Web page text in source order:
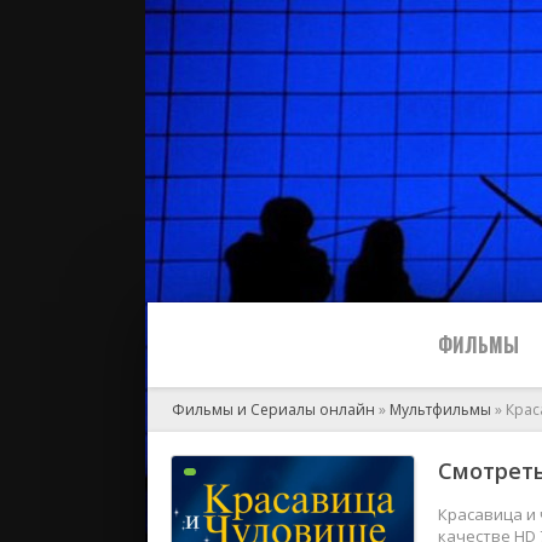
ФИЛЬМЫ
2024
Фильмы и Сериалы онлайн » Мультфильмы »
Красавица
качестве